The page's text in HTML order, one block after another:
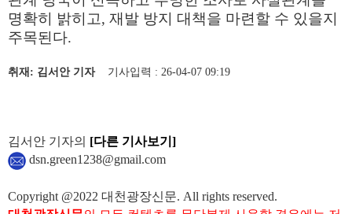
명확히 밝히고, 재발 방지 대책을 마련할 수 있을지
주목된다.
취재: 김서안 기자기사입력 : 26-04-07 09:19
김서안 기자의 [다른 기사보기]
dsn.green1238@gmail.com
Copyright @2022 대천광장신문. All rights reserved.